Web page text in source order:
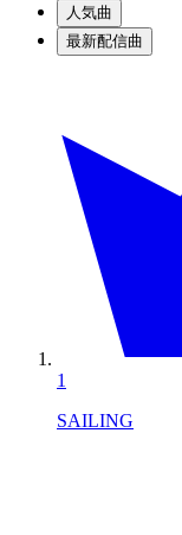
人気曲
最新配信曲
1
SAILING